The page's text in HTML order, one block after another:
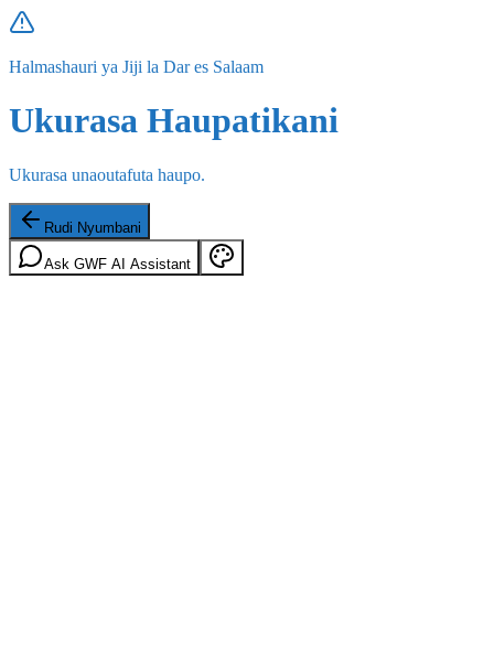
Halmashauri ya Jiji la Dar es Salaam
Ukurasa Haupatikani
Ukurasa unaoutafuta haupo.
Rudi Nyumbani
Ask GWF AI Assistant